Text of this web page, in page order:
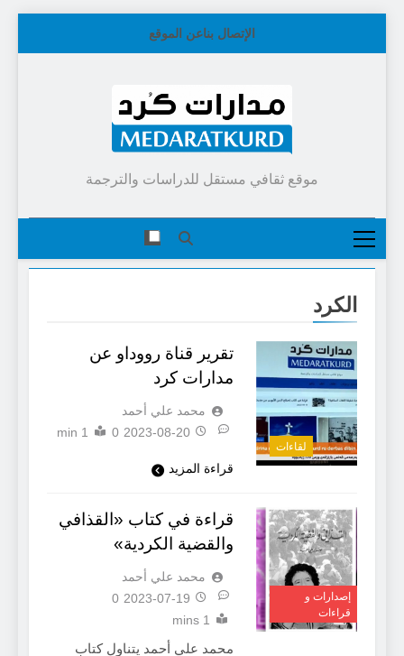
الإتصال بناعن الموقع
موقع ثقافي مستقل للدراسات والترجمة
الكرد
لقاءات
تقرير قناة رووداو عن
مدارات كرد
محمد علي أحمد
2023-08-20
0
1 min
قراءة المزيد
إصدارات و
قراءات
قراءة في كتاب «القذافي
والقضية الكردية»
محمد علي أحمد
2023-07-19
0
1 mins
محمد علي أحمد يتناول كتاب